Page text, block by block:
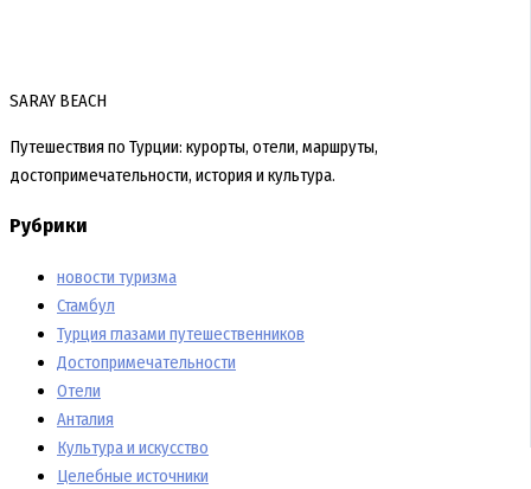
SARAY BEACH
Путешествия по Турции: курорты, отели, маршруты,
достопримечательности, история и культура.
Рубрики
новости туризма
Стамбул
Турция глазами путешественников
Достопримечательности
Отели
Анталия
Культура и искусство
Целебные источники